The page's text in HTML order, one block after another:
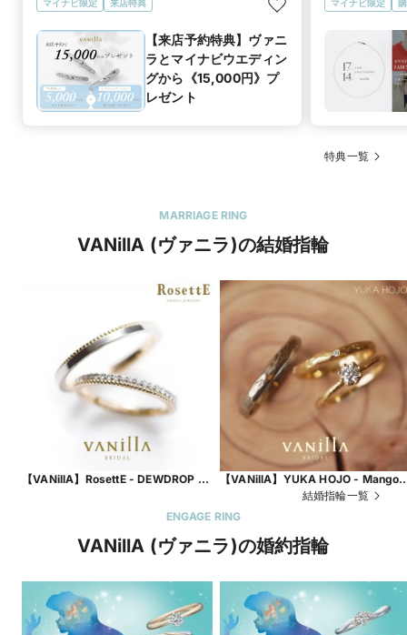
マイナビ限定 来店特典
【来店予約特典】ヴァニ
ラとマイナビウエディン
グから《15,000円》プ
レゼント
マイナビ限定
特典一覧
MARRIAGE RING
VANillA (ヴァニラ)の結婚指輪
【VANillA】RosettE - DEWDROP /
デザイナーが手掛けるアンティークな
【VANillA】YUKA HOJO - Mango
tree / マンゴツリー - 木肌をイメージ
したナチュラルな質感【VANillA広島
結婚指輪一覧
ENGAGE RING
VANillA (ヴァニラ)の婚約指輪